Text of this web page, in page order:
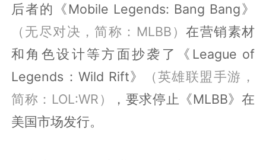
后者的《Mobile Legends: Bang Bang》
（无尽对决，简称：MLBB）在营销素材
和角色设计等方面抄袭了《League of
Legends：Wild Rift》
（英雄联盟手游，
简称：LOL:WR）
，要求停止《MLBB》在
美国市场发行。